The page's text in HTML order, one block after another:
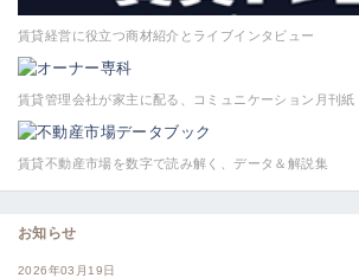
賃貸経営に役立つ商材紹介とライブインタビュー
賃貸管理会社が家主に配る、コミュニケーション月刊紙
賃貸不動産市場を数字で読み解く、データ＆解説集
お知らせ
2026年03月19日